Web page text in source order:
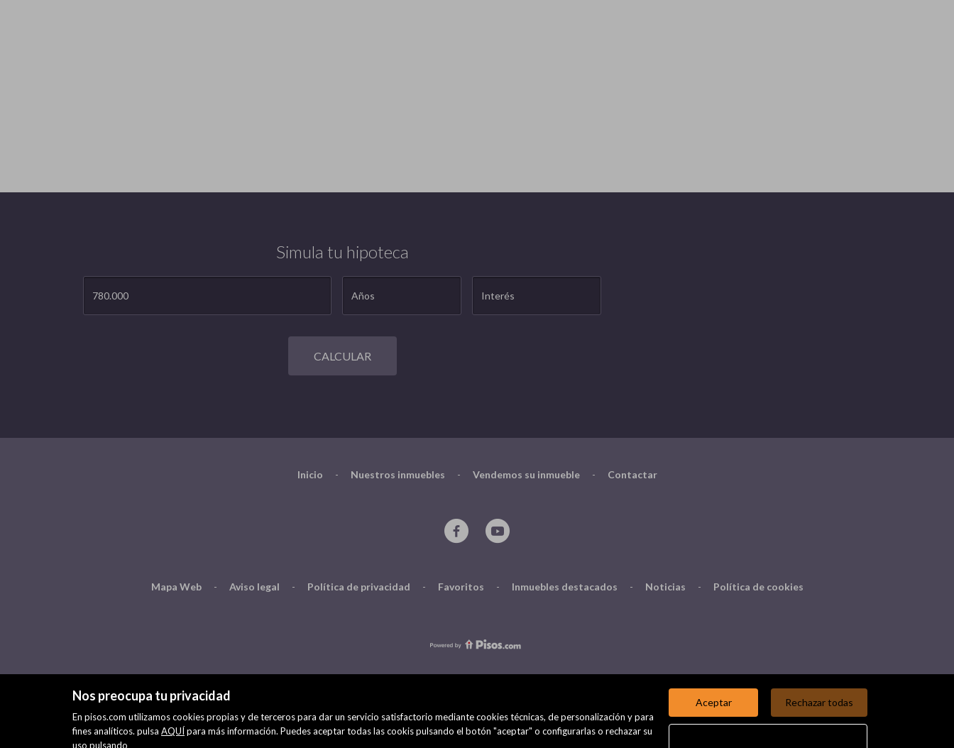
Nos preocupa tu privacidad
En pisos.com utilizamos cookies propias y de terceros para dar un servicio satisfactorio mediante cookies técnicas, de personalización y para
fines analíticos. pulsa AQUÍ para más información. Puedes aceptar todas las cookis pulsando el botón "aceptar" o configurarlas o rechazar su
uso pulsando
Aceptar Rechazar todas
Simula tu hipoteca
CALCULAR
Inicio - Nuestros inmuebles - Vendemos su inmueble - Contactar
Mapa Web - Aviso legal - Política de privacidad - Favoritos - Inmuebles destacados - Noticias - Política de cookies